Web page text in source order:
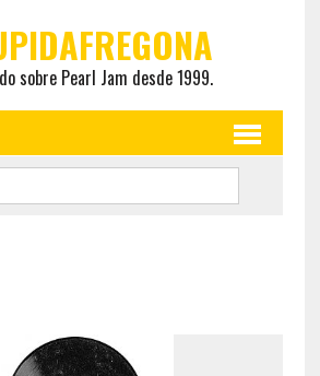
sobre Pearl Jam desde 1999.